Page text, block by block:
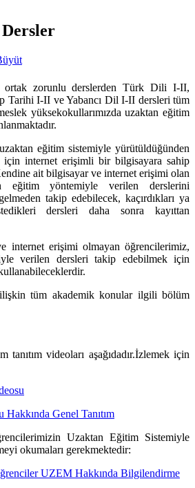
ortak zorunlu derslerden Türk Dili I-II,
Tarihi I-II ve Yabancı Dil I-II dersleri tüm
yüksekokullarımızda uzaktan eğitim
eğitim sistemiyle yürütüldüğünden
için internet erişimli bir bilgisayara sahip
ait bilgisayar ve internet erişimi olan
eğitim yöntemiyle verilen derslerini
takip edebilecek, kaçırdıkları ya
dersleri daha sonra kayıttan
internet erişimi olmayan öğrencilerimiz,
verilen dersleri takip edebilmek için
tüm akademik konular ilgili bölüm
videoları aşağıdadır.İzlemek için
Genel Tanıtım
Uzaktan Eğitim Sistemiyle
okumaları gerekmektedir:
UZEM Hakkında Bilgilendirme